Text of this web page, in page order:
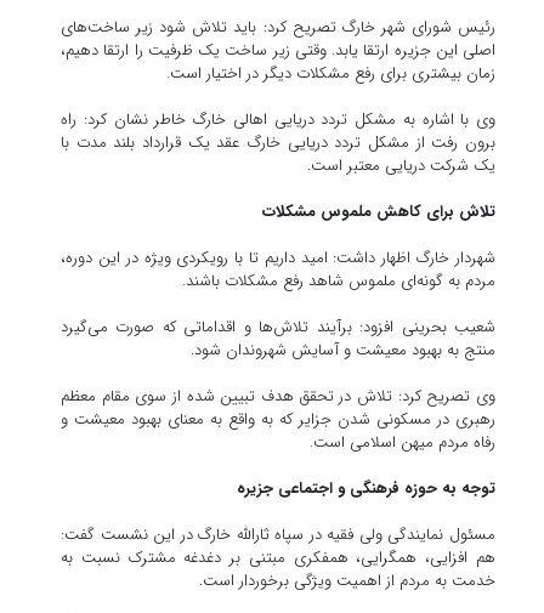
رئیس شورای شهر خارگ تصریح کرد: باید تلاش شود زیر ساخت‌های
اصلی این جزیره ارتقا یابد. وقتی زیر ساخت یک ظرفیت را ارتقا دهیم،
زمان بیشتری برای رفع مشکلات دیگر در اختیار است.
وی با اشاره به مشکل تردد دریایی اهالی خارگ خاطر نشان کرد: راه
برون رفت از مشکل تردد دریایی خارگ عقد یک قرارداد بلند مدت با
یک شرکت دریایی معتبر است.
تلاش برای کاهش ملموس مشکلات
شهردار خارگ اظهار داشت: امید داریم تا با رویکردی ویژه در این دوره،
مردم به گونه‌ای ملموس شاهد رفع مشکلات باشند.
شعیب بحرینی افزود: برآیند تلاش‌ها و اقداماتی که صورت می‌گیرد
منتج به بهبود معیشت و آسایش شهروندان شود.
وی تصریح کرد: تلاش در تحقق هدف تبیین شده از سوی مقام معظم
رهبری در مسکونی شدن جزایر که به واقع به معنای بهبود معیشت و
رفاه مردم میهن اسلامی است.
توجه به حوزه فرهنگی و اجتماعی جزیره
مسئول نمایندگی ولی فقیه در سپاه ثارالله خارگ در این نشست گفت:
هم افزایی، همگرایی، همفکری مبتنی بر دغدغه مشترک نسبت به
خدمت به مردم از اهمیت ویژگی برخوردار است.